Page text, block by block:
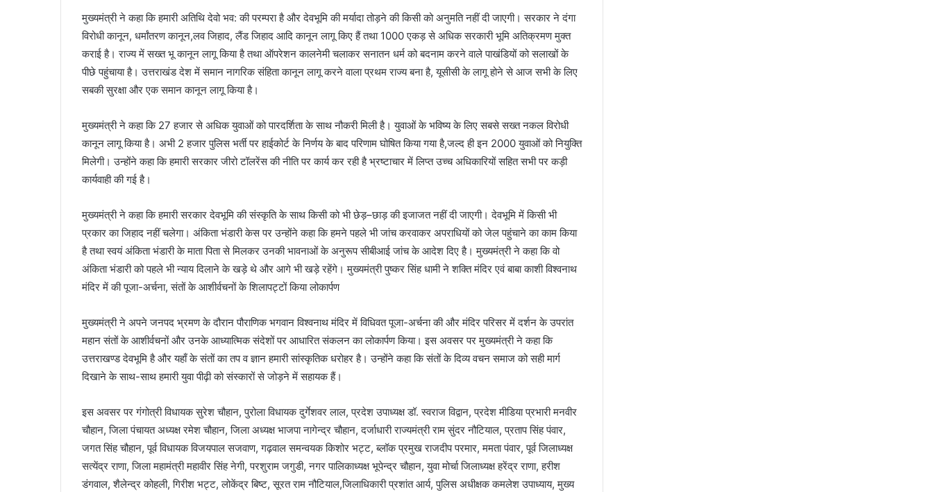
मुख्यमंत्री ने कहा कि हमारी अतिथि देवो भव: की परम्परा है और देवभूमि की मर्यादा तोड़ने की किसी को अनुमति नहीं दी जाएगी। सरकार ने दंगा
विरोधी कानून, धर्मांतरण कानून,लव जिहाद, लैंड जिहाद आदि कानून लागू किए हैं तथा 1000 एकड़ से अधिक सरकारी भूमि अतिक्रमण मुक्त
कराई है। राज्य में सख्त भू कानून लागू किया है तथा ऑपरेशन कालनेमी चलाकर सनातन धर्म को बदनाम करने वाले पाखंडियों को सलाखों के
पीछे पहुंचाया है। उत्तराखंड देश में समान नागरिक संहिता कानून लागू करने वाला प्रथम राज्य बना है, यूसीसी के लागू होने से आज सभी के लिए
सबकी सुरक्षा और एक समान कानून लागू किया है।
मुख्यमंत्री ने कहा कि 27 हजार से अधिक युवाओं को पारदर्शिता के साथ नौकरी मिली है। युवाओं के भविष्य के लिए सबसे सख्त नकल विरोधी
कानून लागू किया है। अभी 2 हजार पुलिस भर्ती पर हाईकोर्ट के निर्णय के बाद परिणाम घोषित किया गया है,जल्द ही इन 2000 युवाओं को नियुक्ति
मिलेगी। उन्होंने कहा कि हमारी सरकार जीरो टॉलरेंस की नीति पर कार्य कर रही है भ्रष्टाचार में लिप्त उच्च अधिकारियों सहित सभी पर कड़ी
कार्यवाही की गई है।
मुख्यमंत्री ने कहा कि हमारी सरकार देवभूमि की संस्कृति के साथ किसी को भी छेड़–छाड़ की इजाजत नहीं दी जाएगी। देवभूमि में किसी भी
प्रकार का जिहाद नहीं चलेगा। अंकिता भंडारी केस पर उन्होंने कहा कि हमने पहले भी जांच करवाकर अपराधियों को जेल पहुंचाने का काम किया
है तथा स्वयं अंकिता भंडारी के माता पिता से मिलकर उनकी भावनाओं के अनुरूप सीबीआई जांच के आदेश दिए है। मुख्यमंत्री ने कहा कि वो
अंकिता भंडारी को पहले भी न्याय दिलाने के खड़े थे और आगे भी खड़े रहेंगे। मुख्यमंत्री पुष्कर सिंह धामी ने शक्ति मंदिर एवं बाबा काशी विश्वनाथ
मंदिर में की पूजा-अर्चना, संतों के आशीर्वचनों के शिलापट्टों किया लोकार्पण
मुख्यमंत्री ने अपने जनपद भ्रमण के दौरान पौराणिक भगवान विश्वनाथ मंदिर में विधिवत पूजा-अर्चना की और मंदिर परिसर में दर्शन के उपरांत
महान संतों के आशीर्वचनों और उनके आध्यात्मिक संदेशों पर आधारित संकलन का लोकार्पण किया। इस अवसर पर मुख्यमंत्री ने कहा कि
उत्तराखण्ड देवभूमि है और यहाँ के संतों का तप व ज्ञान हमारी सांस्कृतिक धरोहर है। उन्होंने कहा कि संतों के दिव्य वचन समाज को सही मार्ग
दिखाने के साथ-साथ हमारी युवा पीढ़ी को संस्कारों से जोड़ने में सहायक हैं।
इस अवसर पर गंगोत्री विधायक सुरेश चौहान, पुरोला विधायक दुर्गेशवर लाल, प्रदेश उपाध्यक्ष डॉ. स्वराज विद्वान, प्रदेश मीडिया प्रभारी मनवीर
चौहान, जिला पंचायत अध्यक्ष रमेश चौहान, जिला अध्यक्ष भाजपा नागेन्द्र चौहान, दर्जाधारी राज्यमंत्री राम सुंदर नौटियाल, प्रताप सिंह पंवार,
जगत सिंह चौहान, पूर्व विधायक विजयपाल सजवाण, गढ़वाल समन्वयक किशोर भट्ट, ब्लॉक प्रमुख राजदीप परमार, ममता पंवार, पूर्व जिलाध्यक्ष
सत्येंद्र राणा, जिला महामंत्री महावीर सिंह नेगी, परशुराम जगुडी, नगर पालिकाध्यक्ष भूपेन्द्र चौहान, युवा मोर्चा जिलाध्यक्ष हरेंद्र राणा, हरीश
डंगवाल, शैलेन्द्र कोहली, गिरीश भट्ट, लोकेंद्र बिष्ट, सूरत राम नौटियाल,जिलाधिकारी प्रशांत आर्य, पुलिस अधीक्षक कमलेश उपाध्याय, मुख्य